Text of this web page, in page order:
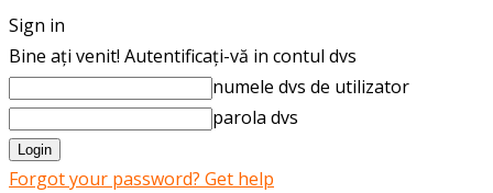
Sign in
Bine ați venit! Autentificați-vă in contul dvs
numele dvs de utilizator
parola dvs
Forgot your password? Get help